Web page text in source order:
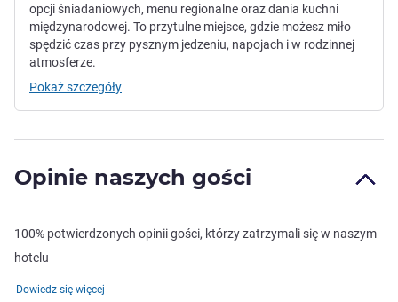
opcji śniadaniowych, menu regionalne oraz dania kuchni
międzynarodowej. To przytulne miejsce, gdzie możesz miło
spędzić czas przy pysznym jedzeniu, napojach i w rodzinnej
atmosferze.
Pokaż szczegóły
Opinie naszych gości
100% potwierdzonych opinii gości, którzy zatrzymali się w naszym
hotelu
Dowiedz się więcej